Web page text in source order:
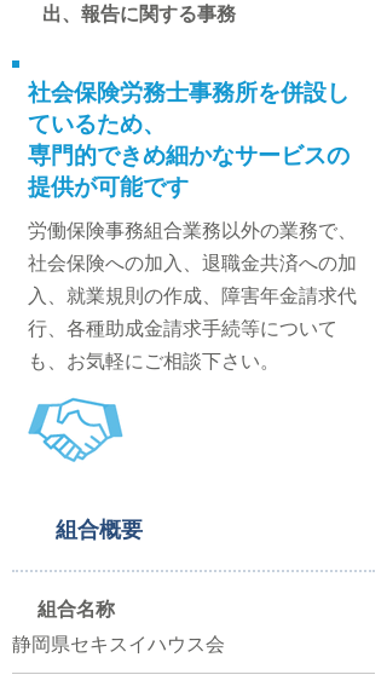
出、報告に関する事務
社会保険労務士事務所を併設し
ているため、
専門的できめ細かなサービスの
提供が可能です
労働保険事務組合業務以外の業務で、
社会保険への加入、退職金共済への加
入、就業規則の作成、障害年金請求代
行、各種助成金請求手続等について
も、お気軽にご相談下さい。
組合概要
組合名称
​静岡県セキスイハウス会